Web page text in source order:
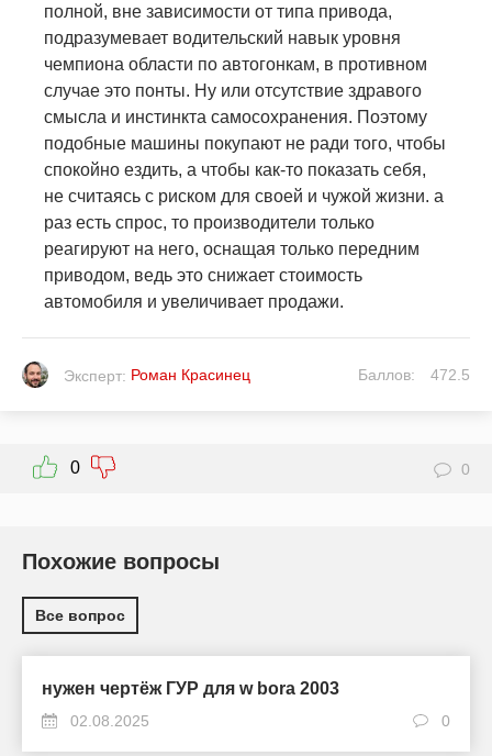
полной, вне зависимости от типа привода,
подразумевает водительский навык уровня
чемпиона области по автогонкам, в противном
случае это понты. Ну или отсутствие здравого
смысла и инстинкта самосохранения. Поэтому
подобные машины покупают не ради того, чтобы
спокойно ездить, а чтобы как-то показать себя,
не считаясь с риском для своей и чужой жизни. а
раз есть спрос, то производители только
реагируют на него, оснащая только передним
приводом, ведь это снижает стоимость
автомобиля и увеличивает продажи.
Эксперт: Роман Красинец Баллов: 472.5
0 0
Похожие вопросы
Все вопрос
нужен чертёж ГУР для w bora 2003
02.08.2025 0